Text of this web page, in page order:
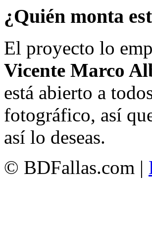
¿Quién monta
El proyecto lo
Vicente Marco
está abierto a
fotográfico, así
así lo deseas.
© BDFallas.com |